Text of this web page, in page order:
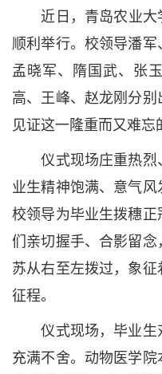
近日，青岛农业大
顺利举行。校领导潘军
孟晓军、隋国武、张
高、王峰、赵龙刚分
见证这一隆重而又难忘
仪式现场庄重热烈
业生精神饱满、意气风
校领导为毕业生拨穗
们亲切握手、合影留
苏从右至左拨过，象
征程。
仪式现场，毕业生
充满不舍。动物医学